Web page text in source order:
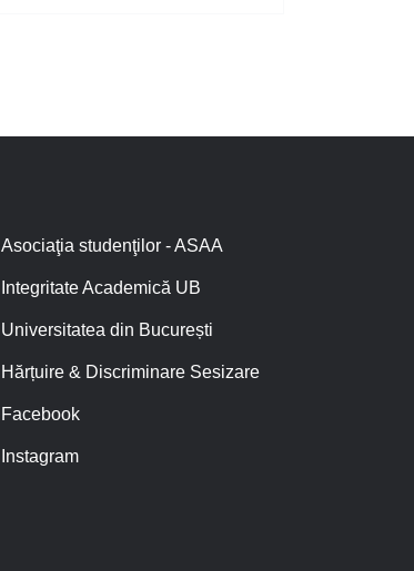
Asociaţia studenţilor - ASAA
Integritate Academică UB
Universitatea din București
Hărțuire & Discriminare Sesizare
Facebook
Instagram